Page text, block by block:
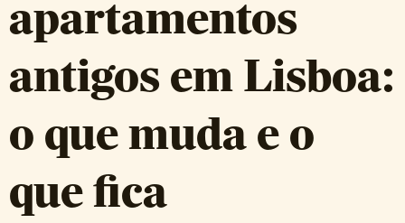
apartamentos
antigos em Lisboa:
o que muda e o
que fica